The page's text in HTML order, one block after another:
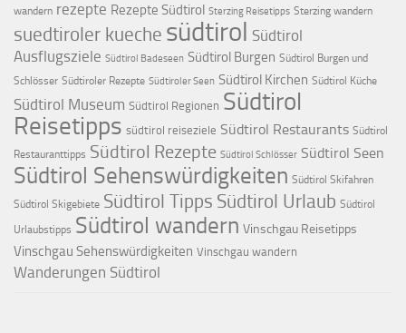
wandern rezepte Rezepte Südtirol Sterzing Reisetipps Sterzing wandern
suedtiroler kueche südtirol Südtirol
Ausflugsziele Südtirol Badeseen Südtirol Burgen Südtirol Burgen und
Schlösser Südtiroler Rezepte Südtiroler Seen Südtirol Kirchen Südtirol Küche
Südtirol Museum Südtirol Regionen Südtirol
Reisetipps südtirol reiseziele Südtirol Restaurants Südtirol
Restauranttipps Südtirol Rezepte Südtirol Schlösser Südtirol Seen
Südtirol Sehenswürdigkeiten Südtirol Skifahren
Südtirol Skigebiete Südtirol Tipps Südtirol Urlaub Südtirol
Urlaubstipps Südtirol wandern Vinschgau Reisetipps
Vinschgau Sehenswürdigkeiten Vinschgau wandern
Wanderungen Südtirol